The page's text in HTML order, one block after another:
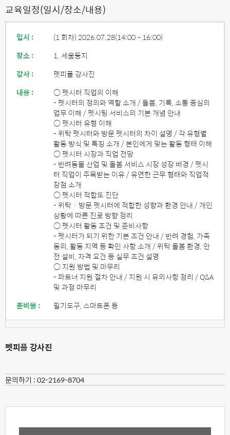
교육일정(일시/장소/내용)
일시 : (1 회차) 2026.07.28(14:00 ~ 16:00)
장소 :
1. 세움둥지
강사 :
펫피플 강사진
내용 :
○ 펫시터 직업의 이해
- 펫시터의 정의와 역할 소개 / 돌봄, 기록, 소통 중심의
업무 이해 / 펫시팅 서비스의 기본 개념 안내
○ 펫시터 유형 이해
- 위탁 펫시터와 방문 펫시터의 차이 설명 / 각 유형별
활동 방식 및 특징 소개 / 본인에게 맞는 활동 형태 이해
○ 펫시터 시장과 직업 전망
- 반려동물 산업 및 돌봄 서비스 시장 성장 배경 / 펫시
터 직업이 주목받는 이유 / 유연한 근무 형태와 직업적
장점 소개
○ 펫시터 적합도 진단
- 위탁 · 방문 펫시터에 적합한 성향과 환경 안내 / 개인
상황에 따른 진로 방향 정리
○ 펫시터 활동 조건 및 준비사항
- 펫시터가 되기 위한 기본 조건 안내 / 반려 경험, 가족
동의, 활동 지역 등 확인 사항 소개 / 위탁 돌봄 환경, 안
전 설비, 자격 요건 등 실무 조건 설명
○ 지원 방법 및 마무리
- 파트너 지원 절차 안내 / 지원 시 유의사항 정리 / Q&A
및 과정 마무리
준비물 :
필기도구, 스마트폰 등
펫피플 강사진
문의하기 :02-2169-8704